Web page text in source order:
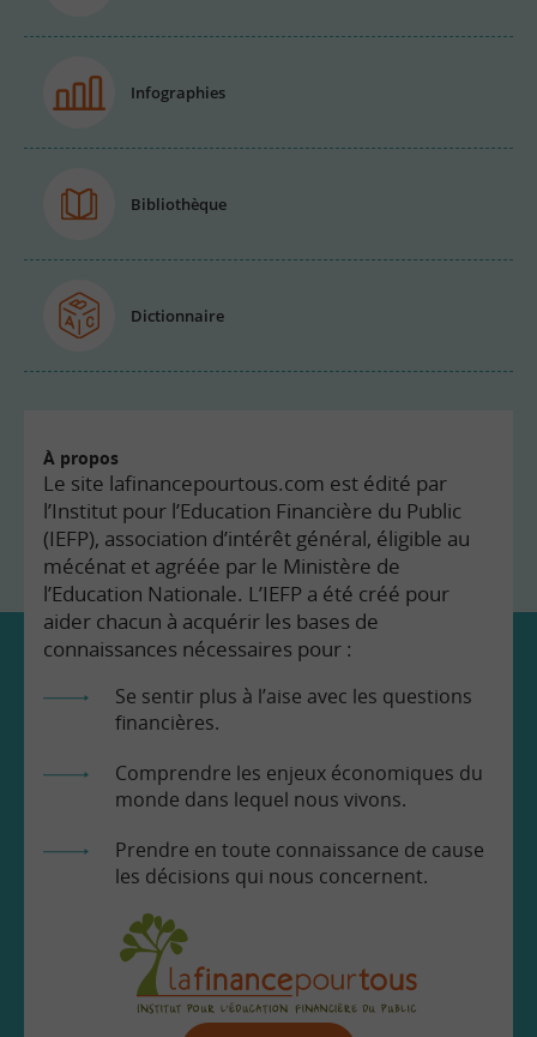
Infographies
Bibliothèque
Dictionnaire
À propos
Le site lafinancepourtous.com est édité par
l’Institut pour l’Education Financière du Public
(IEFP), association d’intérêt général, éligible au
mécénat et agréée par le Ministère de
l’Education Nationale. L’IEFP a été créé pour
aider chacun à acquérir les bases de
connaissances nécessaires pour :
Se sentir plus à l’aise avec les questions
financières.
Comprendre les enjeux économiques du
monde dans lequel nous vivons.
Prendre en toute connaissance de cause
les décisions qui nous concernent.